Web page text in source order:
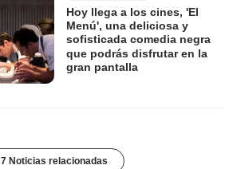
Hoy llega a los cines, 'El
Menú', una deliciosa y
sofisticada comedia negra
que podrás disfrutar en la
gran pantalla
7 Noticias relacionadas